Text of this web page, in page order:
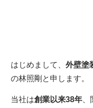
はじめまして、外壁塗
の林照剛と申します。
当社は創業以来38年